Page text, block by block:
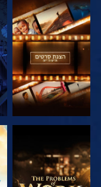
בדוק את הסדרה
בדוק את הסדרה